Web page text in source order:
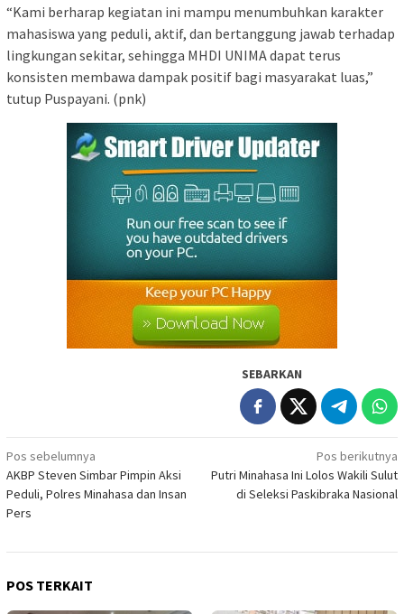
“Kami berharap kegiatan ini mampu menumbuhkan karakter
mahasiswa yang peduli, aktif, dan bertanggung jawab terhadap
lingkungan sekitar, sehingga MHDI UNIMA dapat terus
konsisten membawa dampak positif bagi masyarakat luas,”
tutup Puspayani. (pnk)
SEBARKAN
Navigasi
pos
Pos sebelumnya
AKBP Steven Simbar Pimpin Aksi
Peduli, Polres Minahasa dan Insan
Pers
Pos berikutnya
Putri Minahasa Ini Lolos Wakili Sulut
di Seleksi Paskibraka Nasional
POS TERKAIT